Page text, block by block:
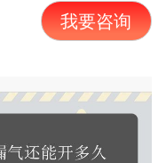
我要咨询